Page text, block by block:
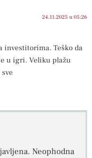
24.11.2025 u 05:26
investitorima. Teško da
u igri. Veliku plažu
Neophodna